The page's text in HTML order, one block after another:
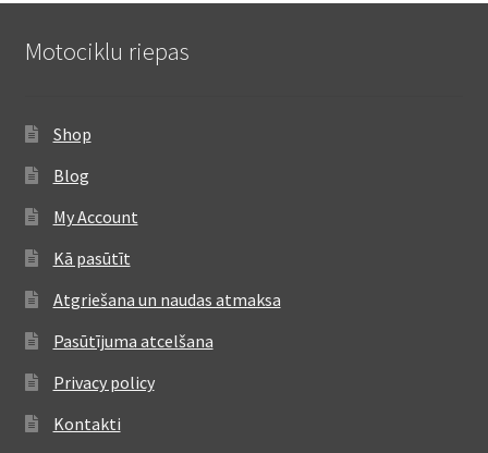
Motociklu riepas
Shop
Blog
My Account
Kā pasūtīt
Atgriešana un naudas atmaksa
Pasūtījuma atcelšana
Privacy policy
Kontakti